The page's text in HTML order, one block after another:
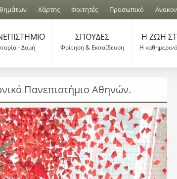
Jump to navigation
Χάρτης Φοιτητές Προσωπικό
- Δομή
ΣΠΟΥΔΕΣ
Φοίτηση & Εκπαίδευση
Η ΖΩΗ
Η
Πανεπιστήμιο Αθηνών.